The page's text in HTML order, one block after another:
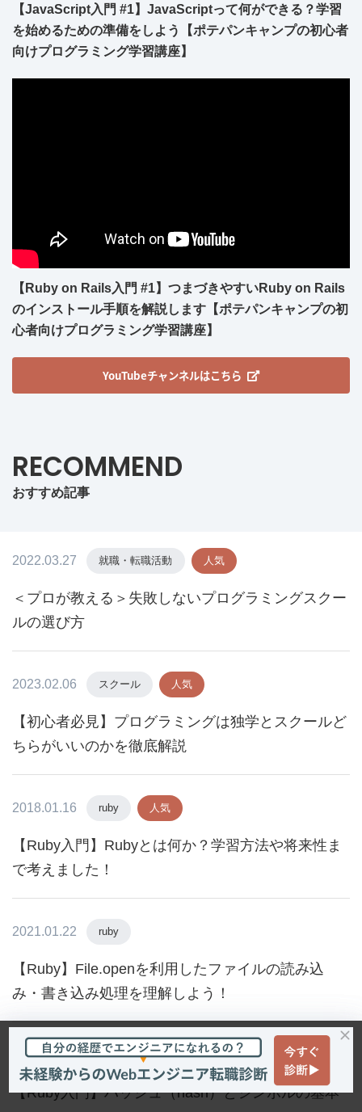
【JavaScript入門 #1】JavaScriptって何ができる？学習
を始めるための準備をしよう【ポテパンキャンプの初心者
向けプログラミング学習講座】
【Ruby on Rails入門 #1】つまづきやすいRuby on Rails
のインストール手順を解説します【ポテパンキャンプの初
心者向けプログラミング学習講座】
YouTubeチャンネルはこちら
RECOMMEND
おすすめ記事
2022.03.27 就職・転職活動 人気
＜プロが教える＞失敗しないプログラミングスクー
ルの選び方
2023.02.06 スクール 人気
【初心者必見】プログラミングは独学とスクールど
ちらがいいのかを徹底解説
2018.01.16 ruby 人気
【Ruby入門】Rubyとは何か？学習方法や将来性ま
で考えました！
2021.01.22 ruby
【Ruby】File.openを利用したファイルの読み込
み・書き込み処理を理解しよう！
2017.10.17 ruby
【Ruby入門】ハッシュ（hash）とシンボルの基本